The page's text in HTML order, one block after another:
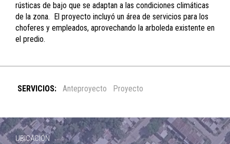
rústicas de bajo que se adaptan a las condiciones climáticas
de la zona. El proyecto incluyó un área de servicios para los
choferes y empleados, aprovechando la arboleda existente en
el predio.
SERVICIOS: Anteproyecto Proyecto
UBICACIÓN